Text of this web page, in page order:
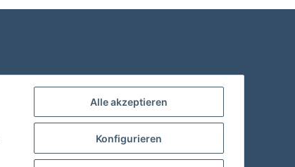
Alle akzeptieren
Konfigurieren